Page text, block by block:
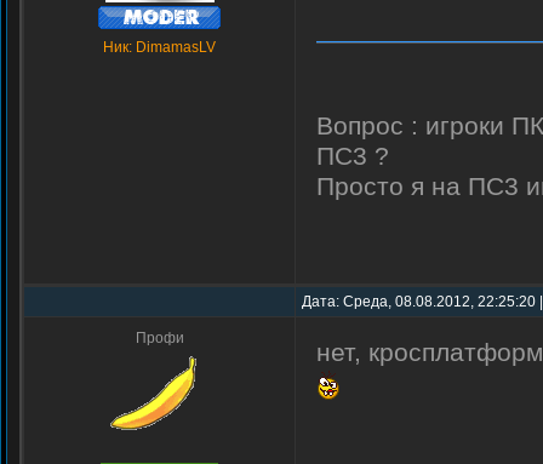
Ник: DimamasLV
Вопрос : игроки
ПС3 ?
Просто я на ПС3
Дата: Среда, 08.08.2012,
Профи нет,